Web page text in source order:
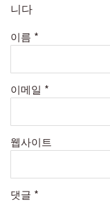
니다
이름 *
이메일 *
웹사이트
댓글 *